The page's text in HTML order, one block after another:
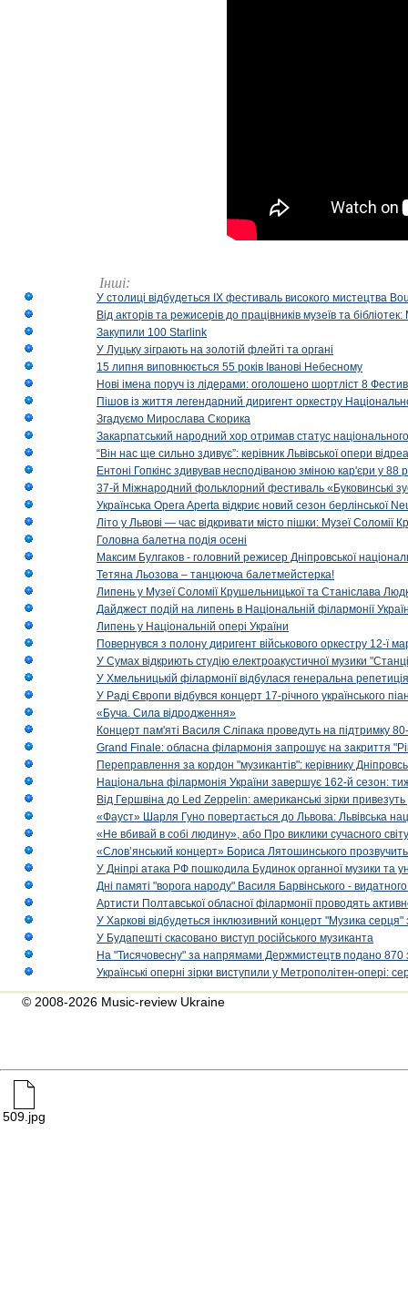
Інші:
У столиці відбудеться IX фестиваль високого мистецтва
Від акторів та режисерів до працівників музеїв та
Закупили 100 Starlink
У Луцьку зіграють на золотій флейті та органі
15 липня виповнюється 55 років Іванові Небесному
Нові імена поруч із лідерами: оголошено шортліст 8
Пішов із життя легендарний диригент оркестру
Згадуємо Мирослава Скорика
Закарпатський народний хор отримав статус національного
“Він нас ще сильно здивує”: керівник Львівської опери
Ентоні Гопкінс здивував несподіваною зміною кар'єри у 88
37-й Міжнародний фольклорний фестиваль «Буковинські
Українська Opera Aperta відкриє новий сезон берлінської
Літо у Львові — час відкривати місто пішки: Музеї Соломії
Головна балетна подія осені
Максим Булгаков - головний режисер Дніпровської
Тетяна Льозова – танцююча балетмейстерка!
Липень у Музеї Соломії Крушельницької та Станіслава
Дайджест подій на липень в Національній філармонії
Липень у Національній опері України
Повернувся з полону диригент військового оркестру 12-ї
У Сумах відкриють студію електроакустичної музики
У Хмельницькій філармонії відбулася генеральна
У Раді Європи відбувся концерт 17-річного українського
«Буча. Сила відродження»
Концерт пам'яті Василя Сліпака проведуть на підтримку
Grand Finale: обласна філармонія запрошує на закриття
Переправлення за кордон "музикантів": керівнику
Національна філармонія України завершує 162-й сезон:
Від Гершвіна до Led Zeppelin: американські зірки
«Фауст» Шарля Гуно повертається до Львова: Львівська
«Не вбивай в собі людину», або Про виклики сучасного світу
«Слов’янський концерт» Бориса Лятошинського
У Дніпрі атака РФ пошкодила Будинок органної музики та
Дні памяті "ворога народу" Василя Барвінського -
Артисти Полтавської обласної філармонії проводять
У Харкові відбудеться інклюзивний концерт "Музика
У Будапешті скасовано виступ російського музиканта
На "Тисячовесну" за напрямами Держмистецтв подано 870
Українські оперні зірки виступили у Метрополітен-опері:
© 2008-2026 Music-review Ukraine
509.jpg